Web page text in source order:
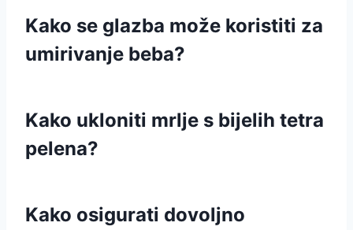
Kako se glazba može koristiti za
umirivanje beba?
Kako ukloniti mrlje s bijelih tetra
pelena?
Kako osigurati dovoljno